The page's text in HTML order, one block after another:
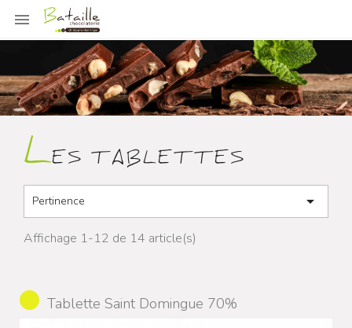

LES TABLETTES
Pertinence 
Affichage 1-12 de 14 article(s)
Tablette Saint Domingue 70%